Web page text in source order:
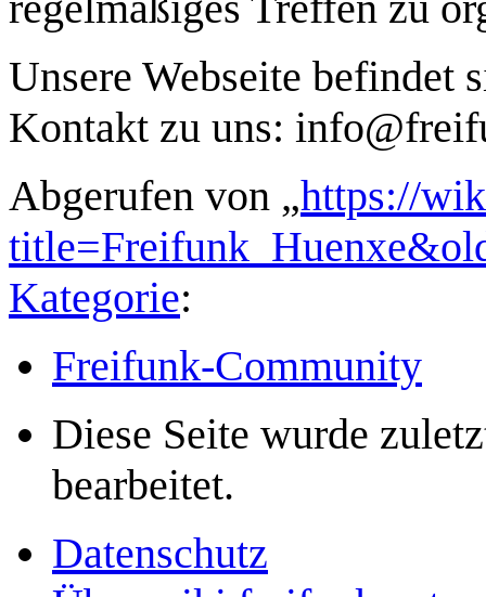
Unsere Webseite befindet
Kontakt zu uns:
Abgerufen von „https://
Kategorie:
Freifunk-Community
Diese Seite wurde
bearbeitet.
Datenschutz